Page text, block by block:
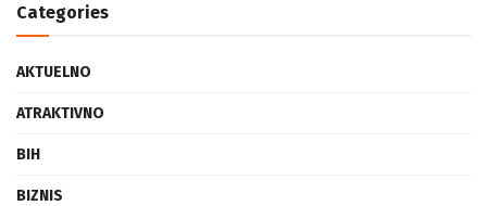
Categories
AKTUELNO
ATRAKTIVNO
BIH
BIZNIS